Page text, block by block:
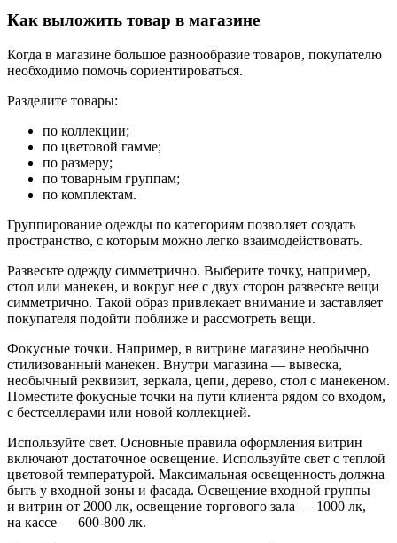
Как выложить товар в магазине
Когда в магазине большое разнообразие товаров, покупателю
необходимо помочь сориентироваться.
Разделите товары:
по коллекции;
по цветовой гамме;
по размеру;
по товарным группам;
по комплектам.
Группирование одежды по категориям позволяет создать
пространство, с которым можно легко взаимодействовать.
Развесьте одежду симметрично. Выберите точку, например,
стол или манекен, и вокруг нее с двух сторон развесьте вещи
симметрично. Такой образ привлекает внимание и заставляет
покупателя подойти поближе и рассмотреть вещи.
Фокусные точки. Например, в витрине магазине необычно
стилизованный манекен. Внутри магазина — вывеска,
необычный реквизит, зеркала, цепи, дерево, стол с манекеном.
Поместите фокусные точки на пути клиента рядом со входом,
с бестселлерами или новой коллекцией.
Используйте свет. Основные правила оформления витрин
включают достаточное освещение. Используйте свет с теплой
цветовой температурой. Максимальная освещенность должна
быть у входной зоны и фасада. Освещение входной группы
и витрин от 2000 лк, освещение торгового зала — 1000 лк,
на кассе — 600-800 лк.